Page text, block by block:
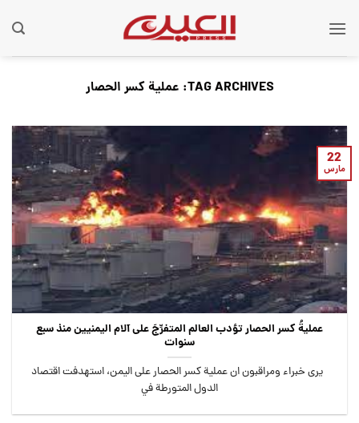
TAG ARCHIVES: عملية كسر الحصار
عمليةُ كسر الحصار تؤدب العالم المتفرِّجَ على آلام اليمنيين منذ سبع
سنوات
يرى خبراء ومراقبون ان عملية كسر الحصار على اليمن، استهدفت اقتصاد
الدول المتورطة في
22
مارس